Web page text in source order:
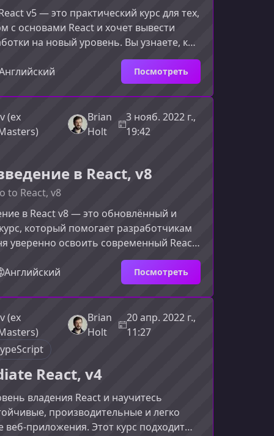
v5 — это практический курс для тех,
с основами React и хочет вывести
на новый уровень. Вы узнаете, как
инструментами
оптимизировать приложения и
практики разработки.Что вы
курсеКурс охватывает широкий
и подходов, необходимых для
быстродействующих и
приложений.Со
Посмотреть
(ex
Brian
Holt
3 нояб. 2022 г.,
19:42
в React, v8
to React, v8
в React v8 — это обновлённый и
который помогает разработчикам
уверенно освоить современный React.
на фундаментальных принципах,
примерах и инструментах, необходимых
производительных веб‑приложений.Что
курсеОбновлённая структура курса
понять внутренние механизмы
применять их в реальных
Английский Посмотреть
(ex
Brian
Holt
20 апр. 2022 г.,
11:27
React, v4
владения React и научитесь
производительные и легко
Этот курс подходит